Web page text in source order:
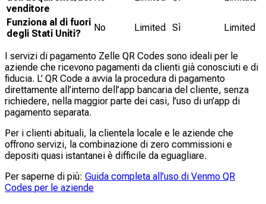
venditore
Funziona al di fuori
degli Stati Uniti?
No Limited Sì Limited
I servizi di pagamento Zelle QR Codes sono ideali per le
aziende che ricevono pagamenti da clienti già conosciuti e di
fiducia. L’ QR Code a avvia la procedura di pagamento
direttamente all’interno dell’app bancaria del cliente, senza
richiedere, nella maggior parte dei casi, l’uso di un’app di
pagamento separata.
Per i clienti abituali, la clientela locale e le aziende che
offrono servizi, la combinazione di zero commissioni e
depositi quasi istantanei è difficile da eguagliare.
Per saperne di più: Guida completa all’uso di Venmo QR
Codes per le aziende